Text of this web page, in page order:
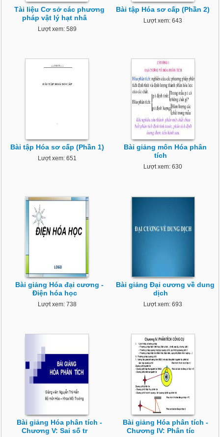
Tài liệu Cơ sở các phương
pháp vật lý hạt nhâ
Lượt xem: 589
Bài tập Hóa sơ cấp (Phần 2)
Lượt xem: 643
Bài tập Hóa sơ cấp (Phần 1)
Lượt xem: 651
Bài giảng môn Hóa phân
tích
Lượt xem: 630
Bài giảng Hóa đại cương -
Điện hóa học
Lượt xem: 738
Bài giảng Đại cương về dung
dịch
Lượt xem: 693
Bài giảng Hóa phân tích -
Chương V: Sai số tr
Bài giảng Hóa phân tích -
Chương IV: Phân tíc